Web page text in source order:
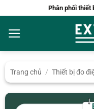
nội
dung
Phân phối thiết
Trang chủ / Thiết bị đo